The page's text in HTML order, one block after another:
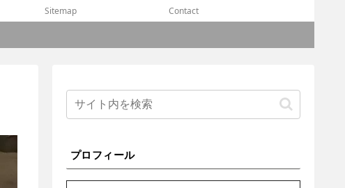
Sitemap
Contact
プロフィール